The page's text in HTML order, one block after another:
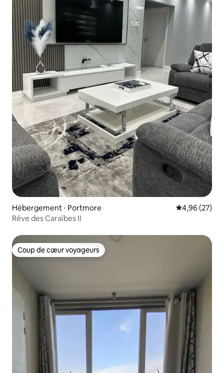
Hébergement ⋅ Portmore Évaluation
4,96 (27)
Rêve des Caraïbes II
Coup de cœur voyageurs
Coup de cœur voyageurs